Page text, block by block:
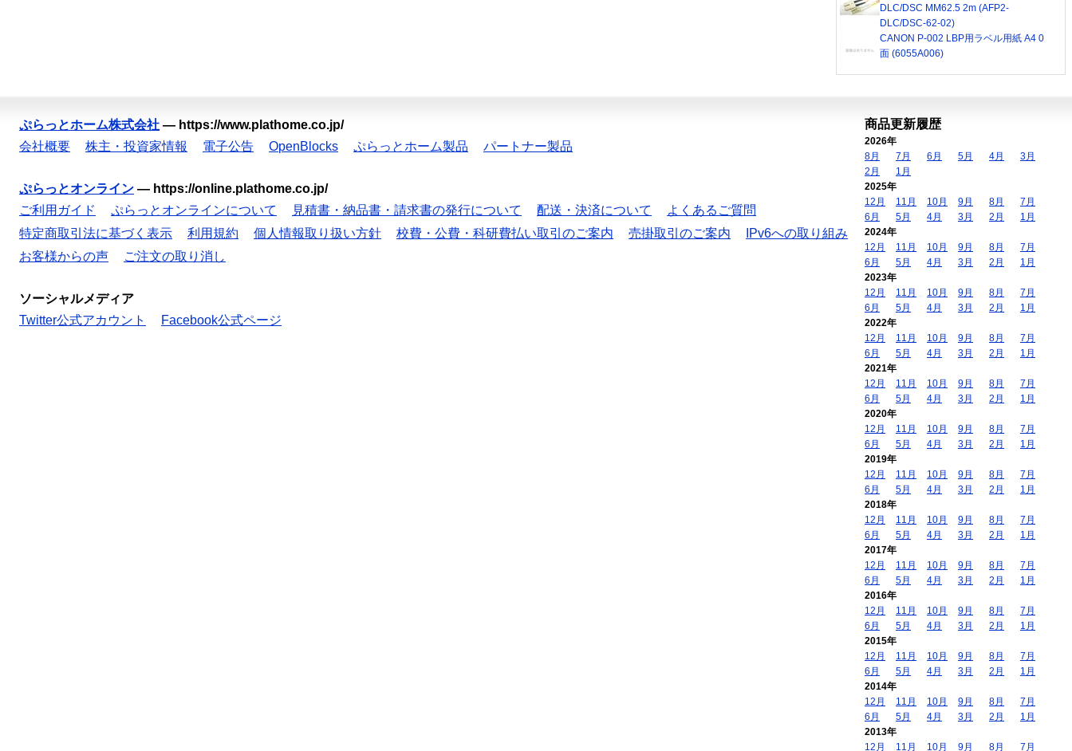
DLC/DSC MM62.5 2m (AFP2-
DLC/DSC-62-02)
CANON P-002 LBP用ラベル用紙 A4 0
面 (6055A006)
ぷらっとホーム株式会社 — https://www.plathome.co.jp/
会社概要
株主・投資家情報 電子公告 OpenBlocks ぷらっとホーム製品 パートナー製品
ぷらっとオンライン — https://online.plathome.co.jp/
ご利用ガイド
ぷらっとオンラインについて 見積書・納品書・請求書の発行について 配送・決済について
よくあるご質問
特定商取引法に基づく表示
利用規約 個人情報取り扱い方針 校費・公費・科研費払い取引のご案内 売掛取引のご案内
IPv6への取り組み
お客様からの声
ご注文の取り消し
ソーシャルメディア
Twitter公式アカウント
Facebook公式ページ
商品更新履歴
2026年
8月
7月 6月 5月 4月
3月
2月
1月
2025年
12月
11月 10月 9月 8月
7月
6月
5月 4月 3月 2月
1月
2024年
12月
11月 10月 9月 8月
7月
6月
5月 4月 3月 2月
1月
2023年
12月
11月 10月 9月 8月
7月
6月
5月 4月 3月 2月
1月
2022年
12月
11月 10月 9月 8月
7月
6月
5月 4月 3月 2月
1月
2021年
12月
11月 10月 9月 8月
7月
6月
5月 4月 3月 2月
1月
2020年
12月
11月 10月 9月 8月
7月
6月
5月 4月 3月 2月
1月
2019年
12月
11月 10月 9月 8月
7月
6月
5月 4月 3月 2月
1月
2018年
12月
11月 10月 9月 8月
7月
6月
5月 4月 3月 2月
1月
2017年
12月
11月 10月 9月 8月
7月
6月
5月 4月 3月 2月
1月
2016年
12月
11月 10月 9月 8月
7月
6月
5月 4月 3月 2月
1月
2015年
12月
11月 10月 9月 8月
7月
6月
5月 4月 3月 2月
1月
2014年
12月
11月 10月 9月 8月
7月
6月
5月 4月 3月 2月
1月
2013年
12月
11月 10月 9月 8月 7月